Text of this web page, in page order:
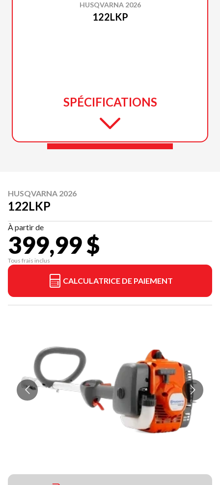
HUSQVARNA 2026
122LKP
SPÉCIFICATIONS
HUSQVARNA 2026
122LKP
À partir de
399,99 $
Tous frais inclus
CALCULATRICE DE PAIEMENT